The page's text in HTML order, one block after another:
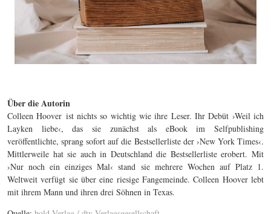
Über die Autorin
Colleen Hoover ist nichts so wichtig wie ihre Leser. Ihr Debüt ›Weil ich
Layken liebe‹, das sie zunächst als eBook im Selfpublishing
veröffentlichte, sprang sofort auf die Bestsellerliste der ›New York Times‹.
Mittlerweile hat sie auch in Deutschland die Bestsellerliste erobert. Mit
›Nur noch ein einziges Mal‹ stand sie mehrere Wochen auf Platz 1.
Weltweit verfügt sie über eine riesige Fangemeinde. Colleen Hoover lebt
mit ihrem Mann und ihren drei Söhnen in Texas.